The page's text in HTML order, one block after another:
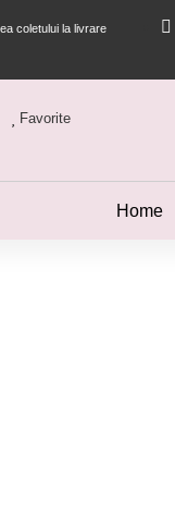
coletului la livrare
Favorite
Home